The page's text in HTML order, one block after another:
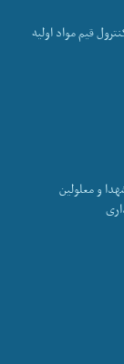
و معلولین